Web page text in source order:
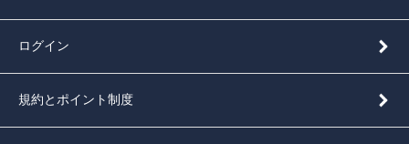
ログイン
規約とポイント制度